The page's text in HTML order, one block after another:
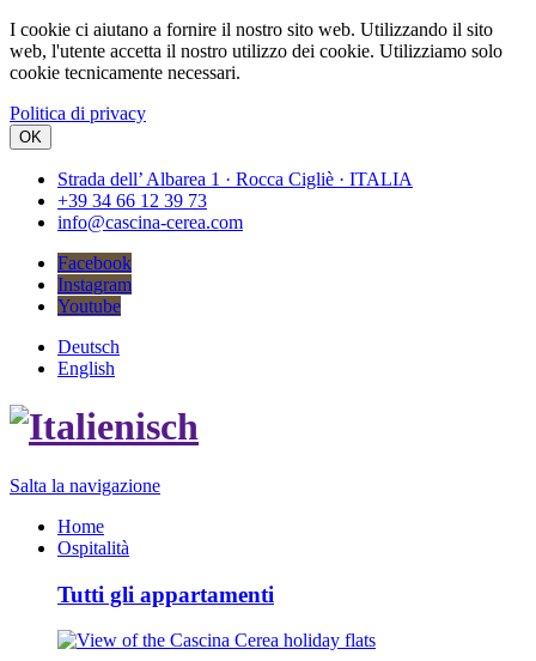
I cookie ci aiutano a fornire il nostro sito web. Utilizzando il sito
web, l'utente accetta il nostro utilizzo dei cookie. Utilizziamo solo
cookie tecnicamente necessari.
Politica di privacy
OK
Strada dell’ Albarea 1 · Rocca Cigliè · ITALIA
+39 34 66 12 39 73
info@cascina-cerea.com
Facebook
Instagram
Youtube
Deutsch
English
Salta la navigazione
Home
Ospitalità
Tutti gli appartamenti